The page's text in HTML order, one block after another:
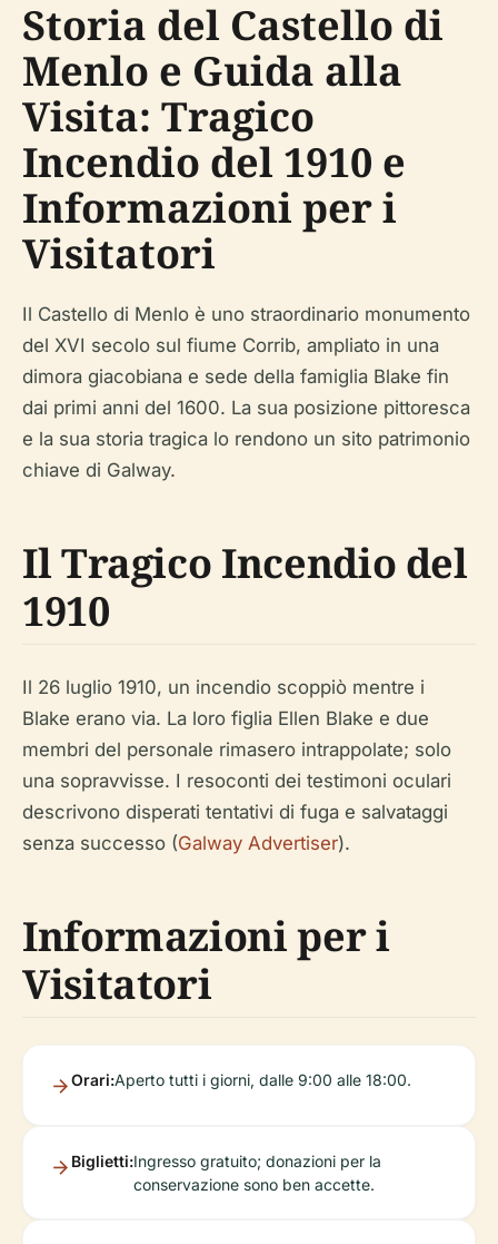
Storia del Castello di
Menlo e Guida alla
Visita: Tragico
Incendio del 1910 e
Informazioni per i
Visitatori
Il Castello di Menlo è uno straordinario monumento
del XVI secolo sul fiume Corrib, ampliato in una
dimora giacobiana e sede della famiglia Blake fin
dai primi anni del 1600. La sua posizione pittoresca
e la sua storia tragica lo rendono un sito patrimonio
chiave di Galway.
Il Tragico Incendio del
1910
Il 26 luglio 1910, un incendio scoppiò mentre i
Blake erano via. La loro figlia Ellen Blake e due
membri del personale rimasero intrappolate; solo
una sopravvisse. I resoconti dei testimoni oculari
descrivono disperati tentativi di fuga e salvataggi
senza successo (Galway Advertiser).
Informazioni per i
Visitatori
Orari:Aperto tutti i giorni, dalle 9:00 alle 18:00.
Biglietti:Ingresso gratuito; donazioni per la
conservazione sono ben accette.